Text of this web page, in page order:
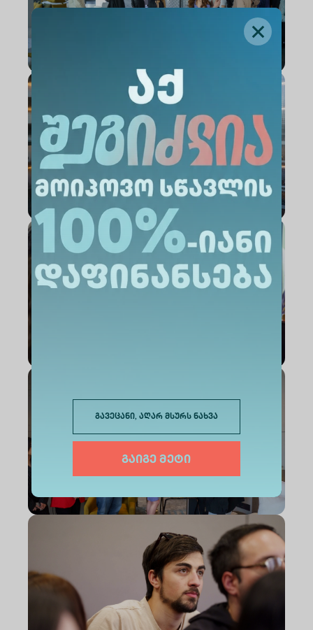
გავეცანი, აღარ მსურს ნახვა
გაიგე მეტი